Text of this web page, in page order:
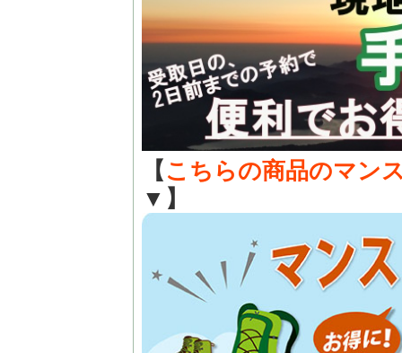
【 こちらの商品のマン
▼】